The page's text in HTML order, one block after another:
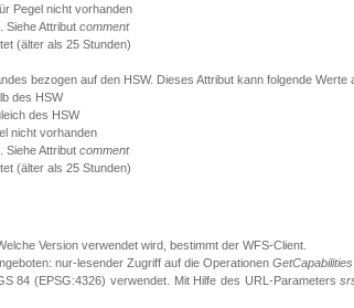
Pegel nicht vorhanden
Siehe Attribut comment
(älter als 25 Stunden)
bezogen auf den HSW. Dieses Attribut kann folgende Werte
des HSW
des HSW
nicht vorhanden
Siehe Attribut comment
(älter als 25 Stunden)
Version verwendet wird, bestimmt der WFS-Client.
nur-lesender Zugriff auf die Operationen GetCapabilities
84 (EPSG:4326) verwendet. Mit Hilfe des URL-Parameters